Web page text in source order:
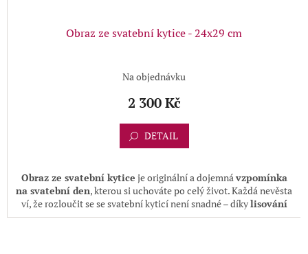
Obraz ze svatební kytice - 24x29 cm
Na objednávku
2 300 Kč
DETAIL
Obraz ze svatební kytice je originální a dojemnávzpomínka
na svatební den, kterou si uchováte po celý život. Každá nevěsta
ví, že rozloučit se se svatební kyticí není snadné – díkylisování
svatební kyticevšak její krása zůstane zachována navždy.